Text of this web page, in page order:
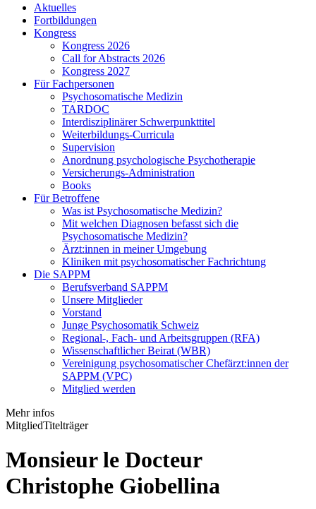
Aktuelles
Fortbildungen
Kongress
Kongress 2026
Call for Abstracts 2026
Kongress 2027
Für Fachpersonen
Psychosomatische Medizin
TARDOC
Interdisziplinärer Schwerpunkttitel
Weiterbildungs-Curricula
Supervision
Anordnung psychologische Psychotherapie
Versicherungs-Administration
Books
Für Betroffene
Was ist Psychosomatische Medizin?
Mit welchen Diagnosen befasst sich die
Psychosomatische Medizin?
Ärzt:innen in meiner Umgebung
Kliniken mit psychosomatischer Fachrichtung
Die SAPPM
Berufsverband SAPPM
Unsere Mitglieder
Vorstand
Junge Psychosomatik Schweiz
Regional-, Fach- und Arbeitsgruppen (RFA)
Wissenschaftlicher Beirat (WBR)
Vereinigung psychosomatischer Chefärzt:innen der
SAPPM (VPC)
Mitglied werden
Mehr infos
MitgliedTitelträger
Monsieur le Docteur
Christophe Giobellina